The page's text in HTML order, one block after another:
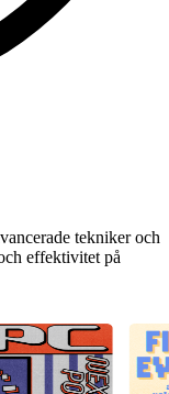
tekniker och
effektivitet på